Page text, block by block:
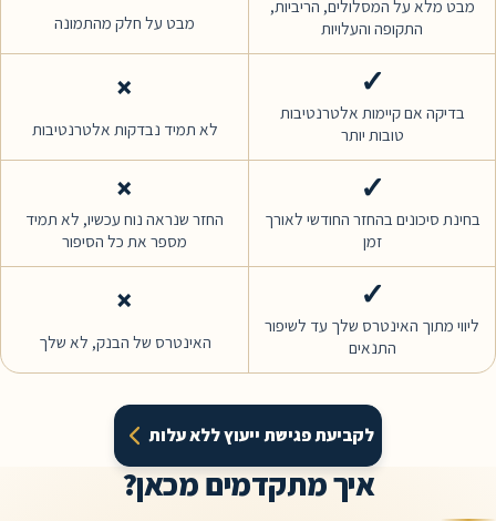
על המסלולים, הריביות,
התקופה והעלויות
מבט על חלק מהתמונה
קיימות אלטרנטיבות
לא תמיד נבדקות אלטרנטיבות
בהחזר החודשי לאורך
החזר שנראה נוח עכשיו, לא תמיד
מספר את כל הסיפור
האינטרס שלך עד לשיפור
האינטרס של הבנק, לא שלך
לקביעת פגישת ייעוץ ללא עלות
איך מתקדמים מכאן?